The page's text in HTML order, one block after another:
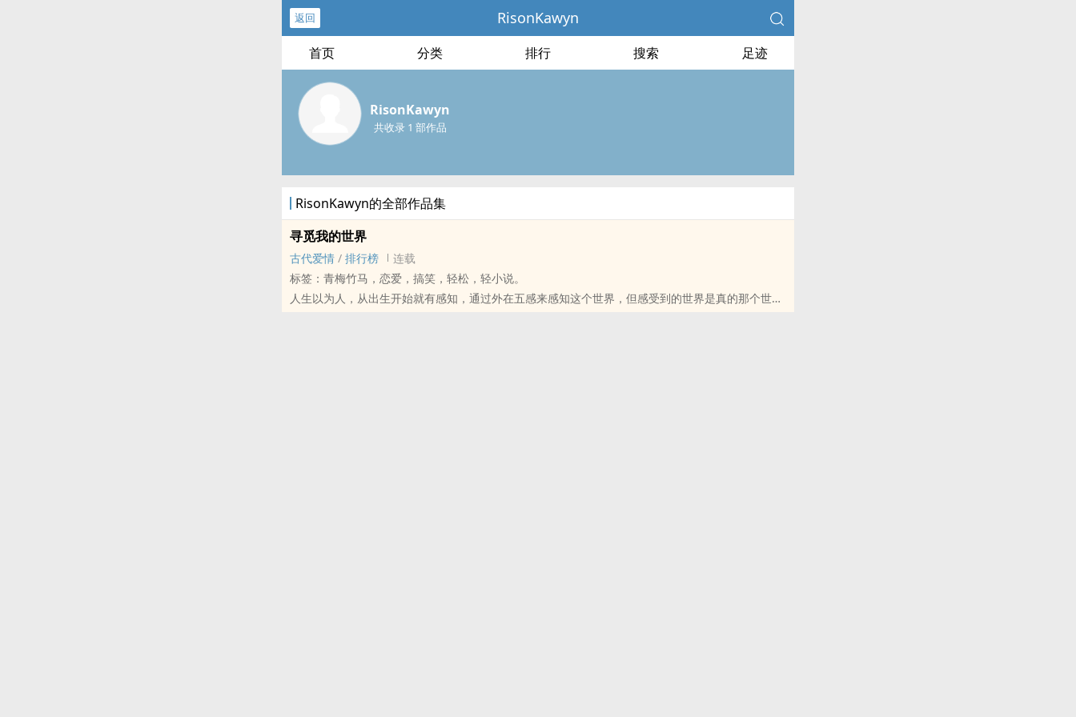
返回 RisonKawyn
首页 分类 排行 搜索 足迹
RisonKawyn
共收录 1 部作品
RisonKawyn的全部作品集
寻觅我的世界
古代爱情 / 排行榜
连载
标签：青梅竹马，恋爱，搞笑，轻松，轻小说。
人生以为人，从出生开始就有感知，通过外在五感来感知这个世界，但感受到的世界是真的那个世